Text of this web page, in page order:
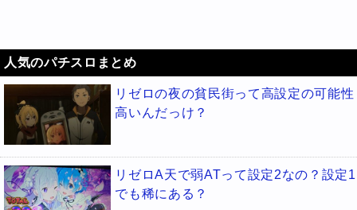
人気のパチスロまとめ
リゼロの夜の貧民街って高設定の可能性
高いんだっけ？
リゼロA天で弱ATって設定2なの？設定1
でも稀にある？